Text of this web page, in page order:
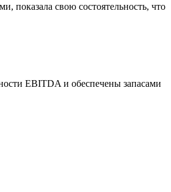
показала свою состоятельность, что
EBITDA и обеспечены запасами